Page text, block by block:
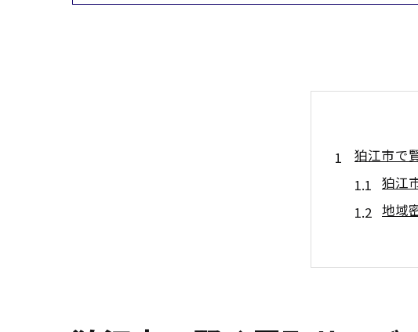
狛江市で
狛江
地域
買
狛江